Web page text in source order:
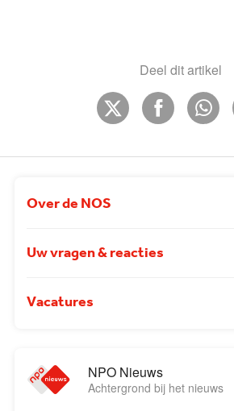
Deel dit artikel
Over de NOS
Uw vragen & reacties
Vacatures
NPO Nieuws
Achtergrond bij het nieuws